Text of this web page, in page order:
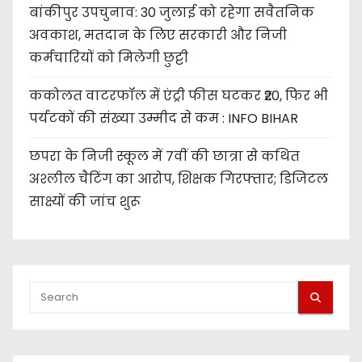
बांकीपुर उपचुनाव: 30 जुलाई को रहेगा सवैतनिक
अवकाश, मतदान के लिए सरकारी और निजी
कर्मचारियों को मिलेगी छुट्टी
ककोलत वाटरफॉल में एंट्री फीस घटकर ₹20, फिर भी
पर्यटकों की संख्या उम्मीद से कम : INFO BIHAR
छपरा के निजी स्कूल में 7वीं की छात्रा से कथित
अश्लील चैटिंग का आरोप, शिक्षक गिरफ्तार; डिजिटल
साक्ष्यों की जांच शुरू